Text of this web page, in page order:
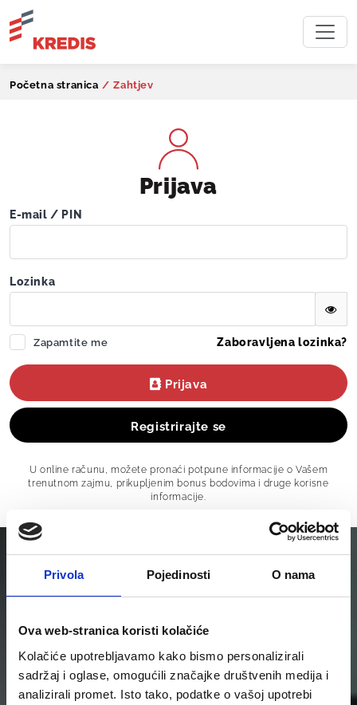
Privola Pojedinosti O nama
Ova web-stranica koristi kolačiće
Kolačiće upotrebljavamo kako bismo personalizirali
sadržaj i oglase, omogućili značajke društvenih medija i
analizirali promet. Isto tako, podatke o vašoj upotrebi
Početna stranica / Zahtjev
Prijava
E-mail / PIN
Lozinka
Zapamtite me Zaboravljena lozinka?
Prijava
Registrirajte se
U online računu, možete pronaći potpune informacije o Vašem
trenutnom zajmu, prikupljenim bonus bodovima i druge korisne
informacije.